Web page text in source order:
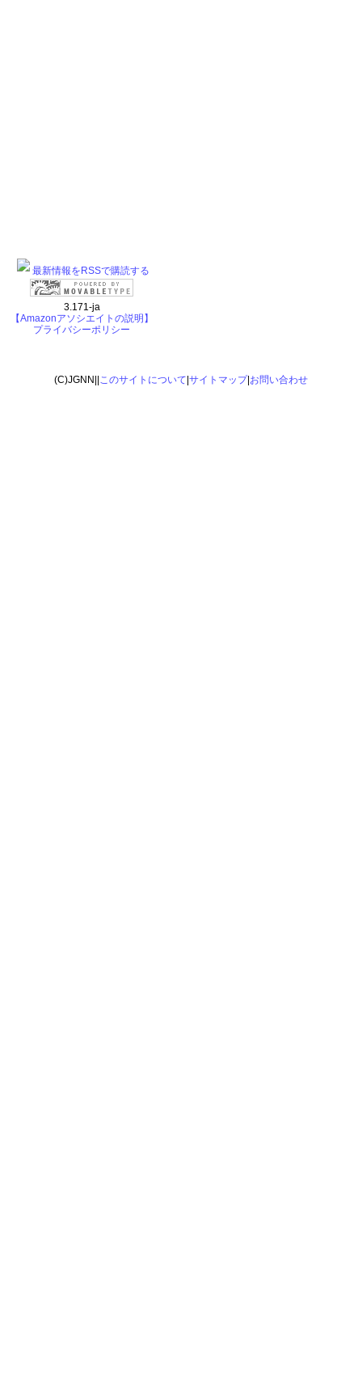
最新情報をRSSで購読する
3.171-ja
【Amazonアソシエイトの説明】
プライバシーポリシー
(C)JGNN|| このサイトについて サイトマップ| お問い合わせ